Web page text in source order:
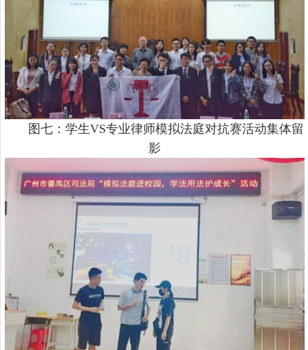
图七：学生VS专业律师模拟法庭对抗赛活动集体留
影